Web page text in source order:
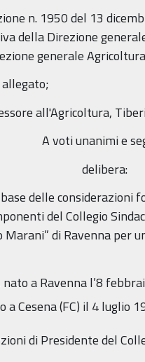
n. 1950 del 13
della Direzione
generale
all'Agricoltura,
A voti unanimi e
delibera:
delle considerazioni
del Collegio
di Ravenna per
a Ravenna l’8
a Cesena (FC) il 4 luglio
di Presidente del